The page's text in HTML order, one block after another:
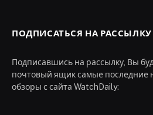
ПОДПИСАТЬСЯ НА РАССЫЛКУ
Подписавшись на рассылку, Вы
почтовый ящик самые последние
обзоры с сайта WatchDaily: